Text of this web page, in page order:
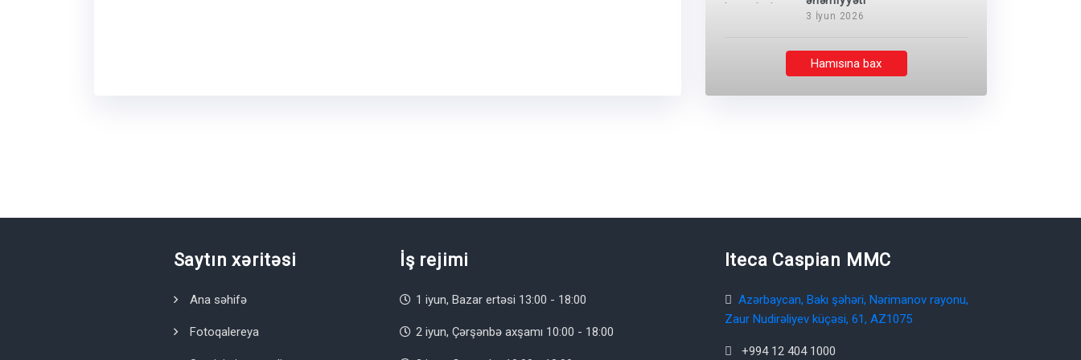
3 İyun 2026
Hamısına bax
Saytın xəritəsi
Ana səhifə
Fotoqalereya
İş rejimi
1 iyun, Bazar ertəsi 13:00 - 18:00
2 iyun, Çərşənbə axşamı 10:00 - 18:00
Iteca Caspian MMC
Azərbaycan, Bakı şəhəri, Nərimanov rayonu,
Zaur Nudirəliyev küçəsi, 61, AZ1075
+994 12 404 1000